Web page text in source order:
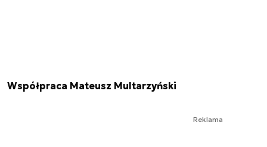
Współpraca Mateusz Multarzyński
Reklama